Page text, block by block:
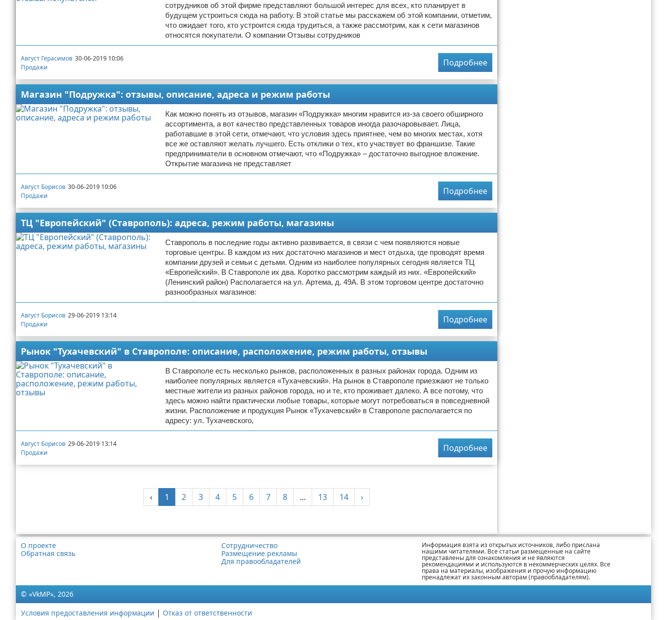
сотрудников об этой фирме представляют большой интерес для всех, кто планирует в
будущем устроиться сюда на работу. В этой статье мы расскажем об этой компании, отметим,
что ожидает того, кто устроится сюда трудиться, а также рассмотрим, как к сети магазинов
относятся покупатели. О компании Отзывы сотрудников
Август Герасимов 30-06-2019 10:06
Продажи
Подробнее
Магазин "Подружка": отзывы, описание, адреса и режим работы
Как можно понять из отзывов, магазин «Подружка» многим нравится из-за своего обширного
ассортимента, а вот качество представленных товаров иногда разочаровывает. Лица,
работавшие в этой сети, отмечают, что условия здесь приятнее, чем во многих местах, хотя
все же оставляют желать лучшего. Есть отклики о тех, кто участвует во франшизе. Такие
предприниматели в основном отмечают, что «Подружка» – достаточно выгодное вложение.
Открытие магазина не представляет
Август Борисов 30-06-2019 10:06
Продажи
Подробнее
ТЦ "Европейский" (Ставрополь): адреса, режим работы, магазины
Ставрополь в последние годы активно развивается, в связи с чем появляются новые
торговые центры. В каждом из них достаточно магазинов и мест отдыха, где проводят время
компании друзей и семьи с детьми. Одним из наиболее популярных сегодня является ТЦ
«Европейский». В Ставрополе их два. Коротко рассмотрим каждый из них. «Европейский»
(Ленинский район) Располагается на ул. Артема, д. 49А. В этом торговом центре достаточно
разнообразных магазинов:
Август Борисов 29-06-2019 13:14
Продажи
Подробнее
Рынок "Тухачевский" в Ставрополе: описание, расположение, режим работы, отзывы
В Ставрополе есть несколько рынков, расположенных в разных районах города. Одним из
наиболее популярных является «Тухачевский». На рынок в Ставрополе приезжают не только
местные жители из разных районов города, но и те, кто проживает далеко. А все потому, что
здесь можно найти практически любые товары, которые могут потребоваться в повседневной
жизни. Расположение и продукция Рынок «Тухачевский» в Ставрополе располагается по
адресу: ул. Тухачевского,
Август Борисов 29-06-2019 13:14
Продажи
Подробнее
‹ 1 2 3 4 5 6 7 8 ... 13 14 ›
О проекте
Обратная связь
Сотрудничество
Размещение рекламы
Для правообладателей
Информация взята из открытых источников, либо прислана
нашими читателями. Все статьи размещенные на сайте
представлены для ознакомления и не являются
рекомендациями и используются в некоммерческих целях. Все
права на материалы, изображения и прочую информацию
пренадлежат их законным авторам (правообладателям).
© «VkMP», 2026
Условия предоставления информации | Отказ от ответственности